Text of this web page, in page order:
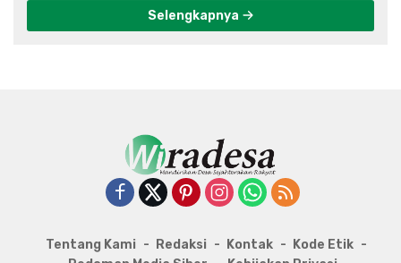
Selengkapnya
Tentang Kami Redaksi Kontak
Kode Etik